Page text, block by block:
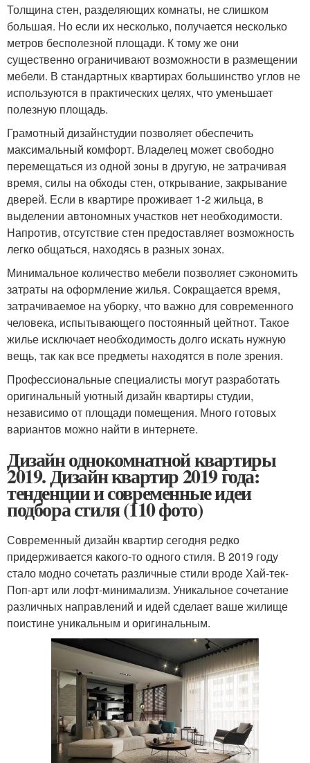
Толщина стен, разделяющих комнаты, не слишком
большая. Но если их несколько, получается несколько
метров бесполезной площади. К тому же они
существенно ограничивают возможности в размещении
мебели. В стандартных квартирах большинство углов не
используются в практических целях, что уменьшает
полезную площадь.
Грамотный дизайнстудии позволяет обеспечить
максимальный комфорт. Владелец может свободно
перемещаться из одной зоны в другую, не затрачивая
время, силы на обходы стен, открывание, закрывание
дверей. Если в квартире проживает 1-2 жильца, в
выделении автономных участков нет необходимости.
Напротив, отсутствие стен предоставляет возможность
легко общаться, находясь в разных зонах.
Минимальное количество мебели позволяет сэкономить
затраты на оформление жилья. Сокращается время,
затрачиваемое на уборку, что важно для современного
человека, испытывающего постоянный цейтнот. Такое
жилье исключает необходимость долго искать нужную
вещь, так как все предметы находятся в поле зрения.
Профессиональные специалисты могут разработать
оригинальный уютный дизайн квартиры студии,
независимо от площади помещения. Много готовых
вариантов можно найти в интернете.
Дизайн однокомнатной квартиры
2019. Дизайн квартир 2019 года:
тенденции и современные идеи
подбора стиля (110 фото)
Современный дизайн квартир сегодня редко
придерживается какого-то одного стиля. В 2019 году
стало модно сочетать различные стили вроде Хай-тек-
Поп-арт или лофт-минимализм. Уникальное сочетание
различных направлений и идей сделает ваше жилище
поистине уникальным и оригинальным.